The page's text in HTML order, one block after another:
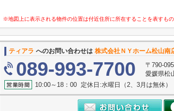
※地図上に表示される物件の位置は付近住所に所在することを表すも
ティアラ へのお問い合わせは 株式会社ＮＹホーム松山南
089-993-7700
〒790-
愛媛県松
10:00～18：00 定休日:水曜日（2、3月は無休）